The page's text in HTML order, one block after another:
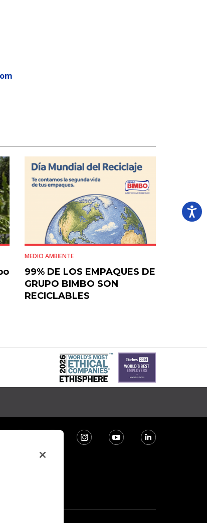
MEDIO AMBIENTE
99% DE LOS EMPAQUES DE
GRUPO BIMBO SON
RECICLABLES